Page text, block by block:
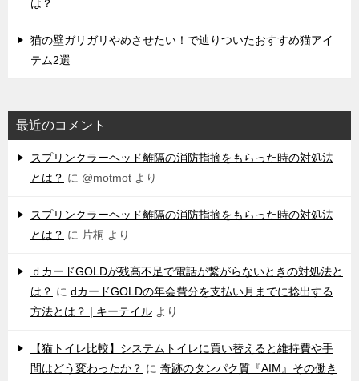
は？
猫の壁ガリガリやめさせたい！で辿りついたおすすめ猫アイ
テム2選
最近のコメント
スプリンクラーヘッド離隔の消防指摘をもらった時の対処法
とは？ に @motmot より
スプリンクラーヘッド離隔の消防指摘をもらった時の対処法
とは？ に 片桐 より
ｄカードGOLDが残高不足で電話が繋がらないときの対処法と
は？ に dカードGOLDの年会費分を支払い月までに捻出する
方法とは？ | キーテイル より
【猫トイレ比較】システムトイレに買い替えると維持費や手
間はどう変わったか？ に 奇跡のタンパク質『AIM』その働き